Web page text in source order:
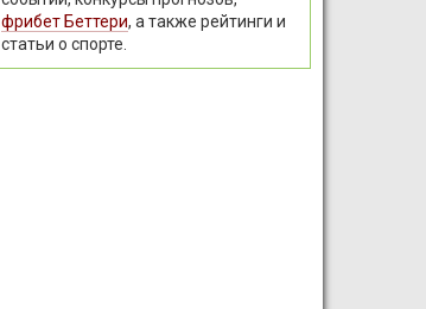
фрибет Беттери, а также рейтинги и
статьи о спорте.